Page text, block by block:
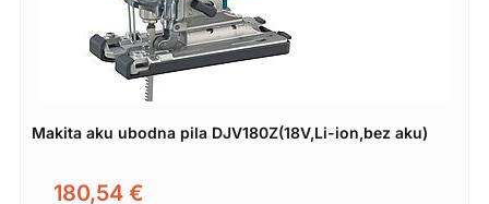
Makita aku ubodna pila DJV180Z(18V,Li-ion,bez aku)
180,54 €